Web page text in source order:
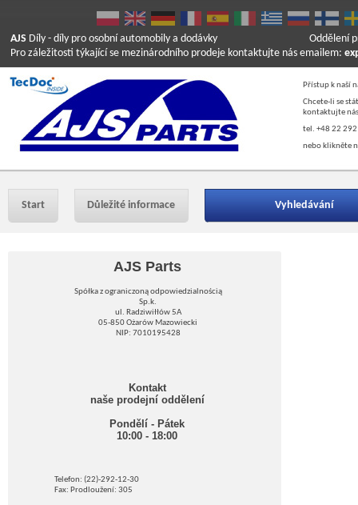
AJS Díly - díly pro osobní automobily a dodávky
Pro záležitosti týkající se mezinárodního prodeje kontaktujte nás emailem:
Oddělení
Přístup k naší
Chcete-li se
kontaktujte
tel. +48 22
nebo klikněte
Start Důležité informace Vyhledávání
AJS Parts
Spółka z ograniczoną odpowiedzialnością
Sp.k.
ul. Radziwiłłów 5A
05-850 Ożarów Mazowiecki
NIP: 7010195428
Kontakt
naše prodejní oddělení
Pondělí - Pátek
10:00 - 18:00
Telefon: (22)-292-12-30
Fax: Prodloužení: 305